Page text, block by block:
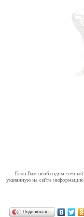
Оприлюднено звіти про
Відповідно до наказу
Обговорено подальшу
Відбулося засідання ради
Если Вам необходим точный
указанную на сайте
Поделиться…